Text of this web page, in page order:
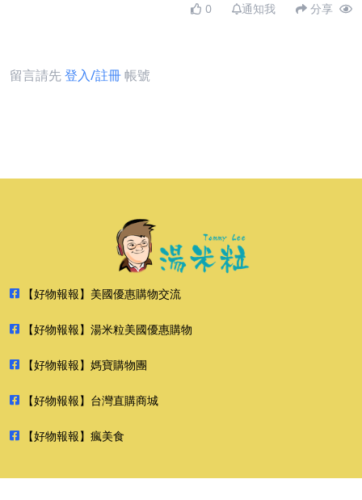
0 通知我 分享
留言請先登入/註冊帳號
【好物報報】美國優惠購物交流
【好物報報】湯米粒美國優惠購物
【好物報報】媽寶購物團
【好物報報】台灣直購商城
【好物報報】瘋美食